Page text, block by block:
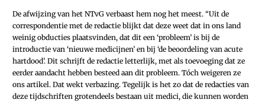
De afwijzing van het NTvG verbaast hem nog het meest. “Uit de
correspondentie met de redactie blijkt dat deze weet dat in ons land
weinig obducties plaatsvinden, dat dit een ‘probleem’ is bij de
introductie van ‘nieuwe medicijnen’ en bij ‘de beoordeling van acute
hartdood’. Dit schrijft de redactie letterlijk, met als toevoeging dat ze
eerder aandacht hebben besteed aan dit probleem. Tóch weigeren ze
ons artikel. Dat wekt verbazing. Tegelijk is het zo dat de redacties van
deze tijdschriften grotendeels bestaan uit medici, die kunnen worden